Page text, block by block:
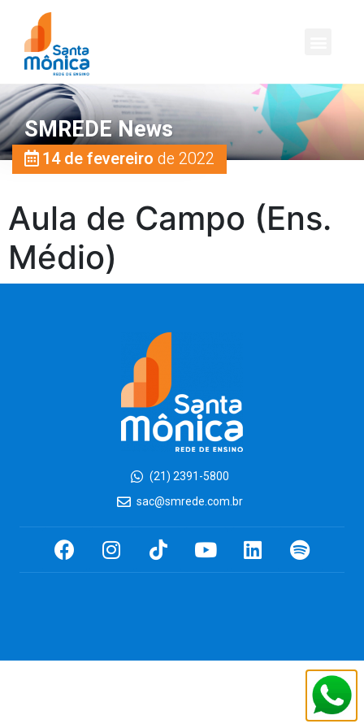
SMREDE News
14 de fevereiro de 2022
Aula de Campo (Ens.
Médio)
(21) 2391-5800
sac@smrede.com.br